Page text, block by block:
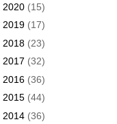
2020 (15)
2019 (17)
2018 (23)
2017 (32)
2016 (36)
2015 (44)
2014 (36)